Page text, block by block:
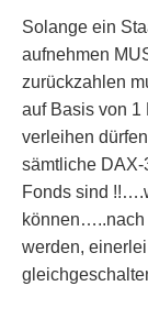
Solange ein
aufnehmen
zurückzahlen
auf Basis von 1
verleihen
sämtliche
Fonds sind
können…..nach
werden,